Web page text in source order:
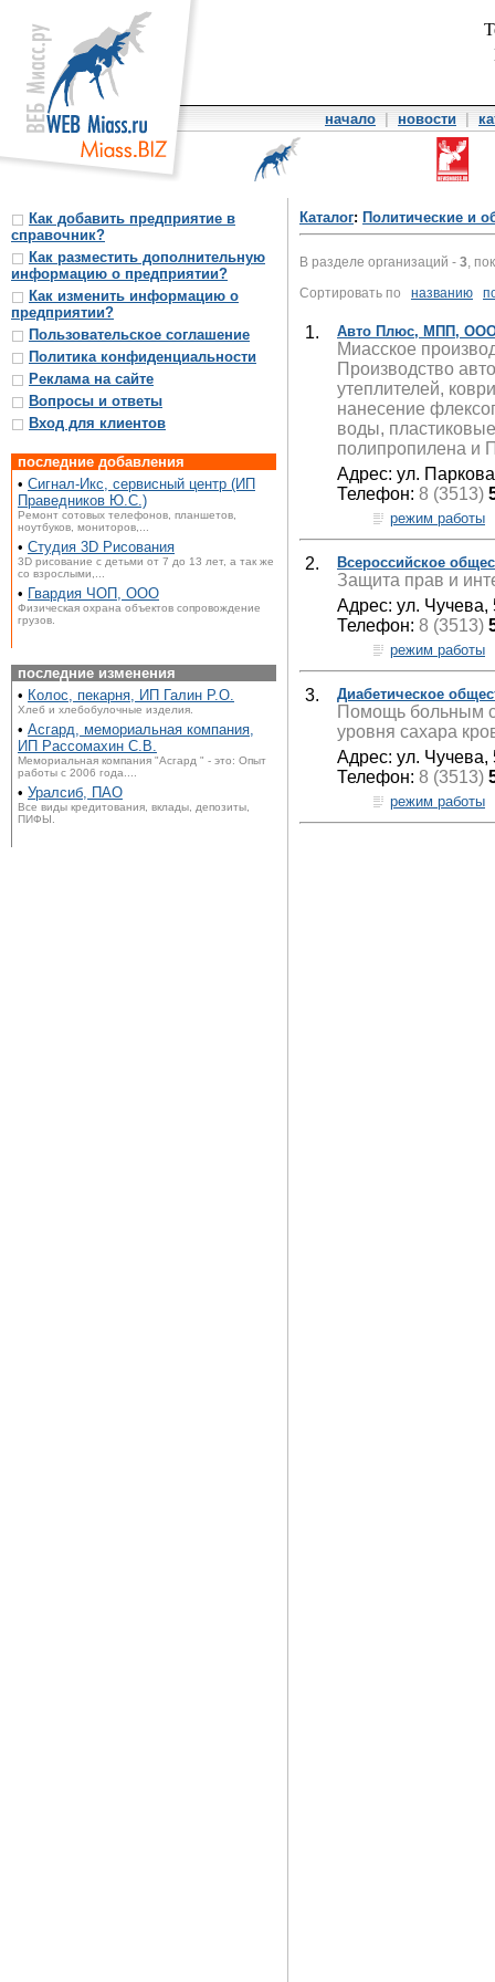
начало новости
Как добавить предприятие в
справочник?
Как разместить дополнительную
информацию о предприятии?
Как изменить информацию о
предприятии?
Пользовательское соглашение
Политика конфиденциальности
Реклама на сайте
Вопросы и ответы
Вход для клиентов
последние добавления
• Сигнал-Икс, сервисный центр (ИП
Праведников Ю.С.)
Ремонт сотовых телефонов, планшетов,
ноутбуков, мониторов,...
• Студия 3D Рисования
3D рисование с детьми от 7 до 13 лет, а так же
со взрослыми,...
• Гвардия ЧОП, ООО
Физическая охрана объектов сопровождение
грузов.
последние изменения
• Колос, пекарня, ИП Галин Р.О.
Хлеб и хлебобулочные изделия.
• Асгард, мемориальная компания,
ИП Рассомахин С.В.
Мемориальная компания "Асгард " - это: Опыт
работы с 2006 года....
• Уралсиб, ПАО
Все виды кредитования, вклады, депозиты,
ПИФЫ.
Каталог: Политические и
В разделе организаций - 3 ,
Сортировать по названию
1. Авто Плюс, МПП,
Миасское
Производство
утеплителей,
нанесение
воды,
полипропилена и
Адрес: ул.
Телефон: 8 (3513)
режим работы
2. Всероссийское
Защита прав и
Адрес: ул. Чучева,
Телефон: 8 (3513)
режим работы
3. Диабетическое
Помощь больным
уровня сахара
Адрес: ул. Чучева,
Телефон: 8 (3513)
режим работы